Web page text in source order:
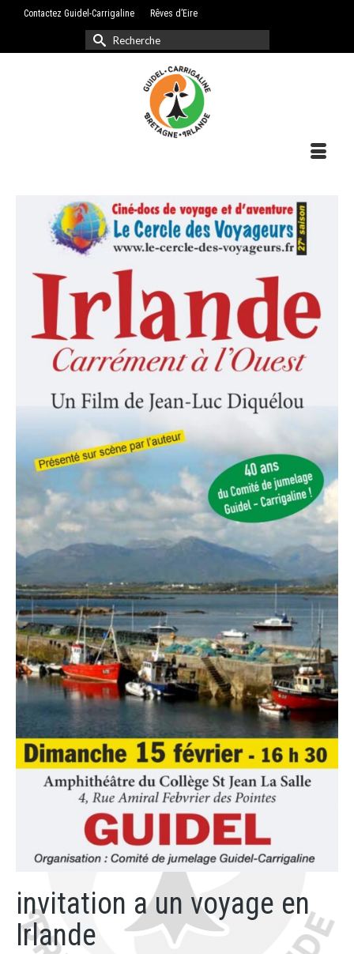
Contactez Guidel-Carrigaline Rêves d’Eire
Rechercher :
invitation a un voyage en
Irlande